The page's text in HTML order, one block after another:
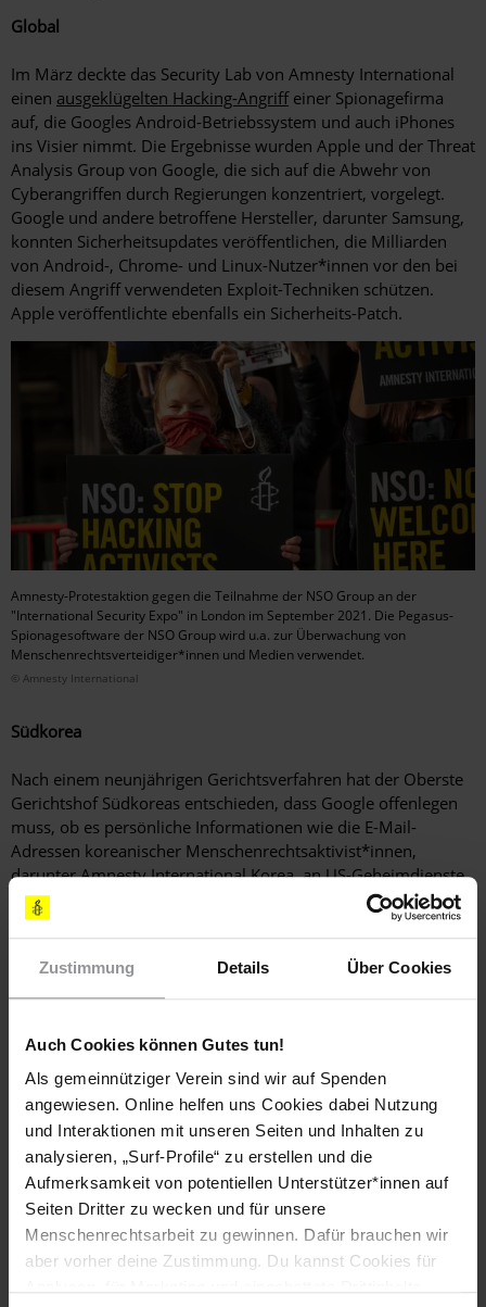
Zustimmung Details Über Cookies
Auch Cookies können Gutes tun!
Als gemeinnütziger Verein sind wir auf Spenden
angewiesen. Online helfen uns Cookies dabei Nutzung
und Interaktionen mit unseren Seiten und Inhalten zu
analysieren, „Surf-Profile“ zu erstellen und die
Aufmerksamkeit von potentiellen Unterstützer*innen auf
Seiten Dritter zu wecken und für unsere
Menschenrechtsarbeit zu gewinnen. Dafür brauchen wir
aber vorher deine Zustimmung. Du kannst Cookies für
Global
Im März deckte das Security Lab von Amnesty International
einen ausgeklügelten Hacking-Angriffeiner Spionagefirma
auf, die Googles Android-Betriebssystem und auch iPhones
ins Visier nimmt. Die Ergebnisse wurden Apple und der Threat
Analysis Group von Google, die sich auf die Abwehr von
Cyberangriffen durch Regierungen konzentriert, vorgelegt.
Google und andere betroffene Hersteller, darunter Samsung,
konnten Sicherheitsupdates veröffentlichen, die Milliarden
von Android-, Chrome- und Linux-Nutzer*innen vor den bei
diesem Angriff verwendeten Exploit-Techniken schützen.
Apple veröffentlichte ebenfalls ein Sicherheits-Patch.
Amnesty-Protestaktion gegen die Teilnahme der NSO Group an der
"International Security Expo" in London im September 2021. Die Pegasus-
Spionagesoftware der NSO Group wird u.a. zur Überwachung von
Menschenrechtsverteidiger*innen und Medien verwendet.
© Amnesty International
Südkorea
Nach einem neunjährigen Gerichtsverfahren hat der Oberste
Gerichtshof Südkoreas entschieden, dass Google offenlegen
muss, ob es persönliche Informationen wie die E-Mail-
Adressen koreanischer Menschenrechtsaktivist*innen,
darunter Amnesty International Korea, an US-Geheimdienste
weitergegeben hat. Das Urteil nimmt multinationale
Unternehmen wie Google in die Verantwortung für die
Datenschutzrechte ihrer Nutzer*innen.
Der zunehmend gefährliche Einsatz von Spionagesoftware hat
erhebliche Auswirkungen auf die Zukunft der
Menschenrechte. Amnesty International hat ein sofortiges
weltweites Verbot invasiver Spiongesoftware gefordert. Im
März gab es einen bedeutenden Sieg für die
Menschenrechtsbewegung, als US-Präsident Biden eine
Durchführungsverordnung unterzeichnete, die die Nutzung
kommerzieller Spionagetechnologie durch die US-Regierung
einschränkt. Drei Tage später gaben elf Regierungen eine
Erklärung ab, in der sie sich zu gemeinsamen Maßnahmen
gegen die Verbreitung und den Missbrauch kommerzieller